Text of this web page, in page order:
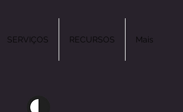
SERVIÇOS RECURSOS Mais